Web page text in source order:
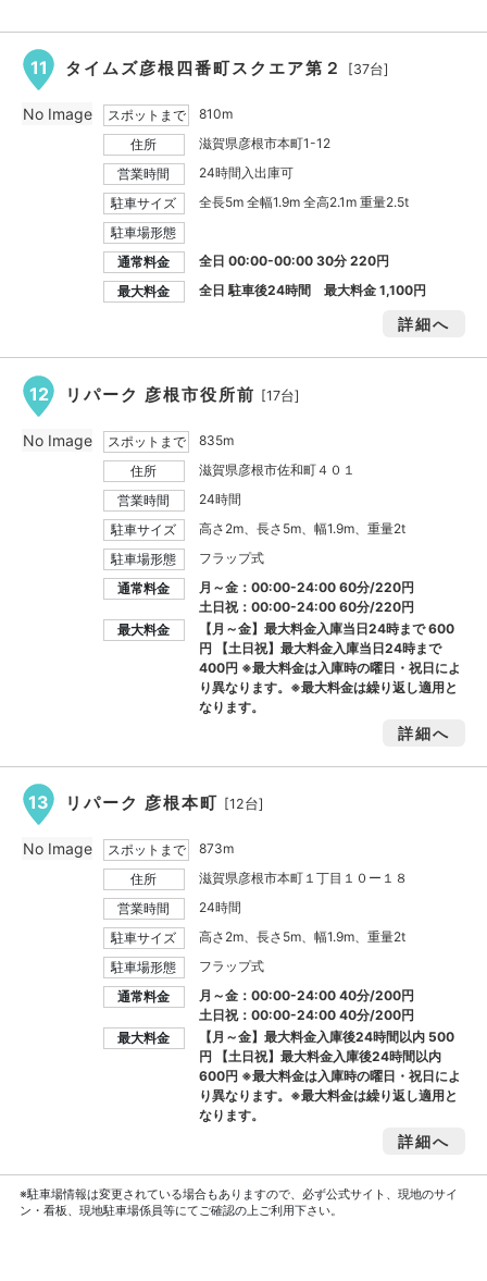
11 タイムズ彦根四番町スクエア第２ [37台]
スポットまで
810m
住所
滋賀県彦根市本町1-12
営業時間
24時間入出庫可
駐車サイズ
全長5m 全幅1.9m 全高2.1m 重量2.5t
駐車場形態
通常料金
全日 00:00-00:00 30分 220円
最大料金
全日 駐車後24時間 最大料金1,100円
詳細へ
No Image
12 リパーク 彦根市役所前 [17台]
スポットまで
835m
住所
滋賀県彦根市佐和町４０１
営業時間
24時間
駐車サイズ
高さ2m、長さ5m、幅1.9m、重量2t
駐車場形態
フラップ式
通常料金
月～金：00:00-24:00 60分/220円
土日祝：00:00-24:00 60分/220円
最大料金
【月～金】最大料金入庫当日24時まで600
円
【土日祝】最大料金入庫当日24時まで
400円 ※最大料金は入庫時の曜日・祝日によ
り異なります。※最大料金は繰り返し適用と
なります。
詳細へ
No Image
13 リパーク 彦根本町 [12台]
スポットまで
873m
住所
滋賀県彦根市本町１丁目１０ー１８
営業時間
24時間
駐車サイズ
高さ2m、長さ5m、幅1.9m、重量2t
駐車場形態
フラップ式
通常料金
月～金：00:00-24:00 40分/200円
土日祝：00:00-24:00 40分/200円
最大料金
【月～金】最大料金入庫後24時間以内 500
円
【土日祝】最大料金入庫後24時間以内
600円 ※最大料金は入庫時の曜日・祝日によ
り異なります。※最大料金は繰り返し適用と
なります。
詳細へ
No Image
※駐車場情報は変更されている場合もありますので、必ず公式サイト、現地のサイ
ン・看板、現地駐車場係員等にてご確認の上ご利用下さい。